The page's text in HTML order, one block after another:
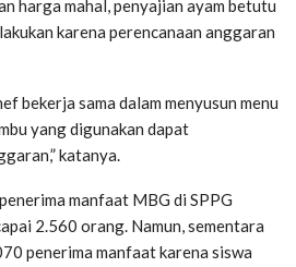
harga mahal, penyajian ayam betutu
karena perencanaan anggaran
bekerja sama dalam menyusun menu
yang digunakan dapat
katanya.
manfaat MBG di SPPG
2.560 orang. Namun, sementara
penerima manfaat karena siswa